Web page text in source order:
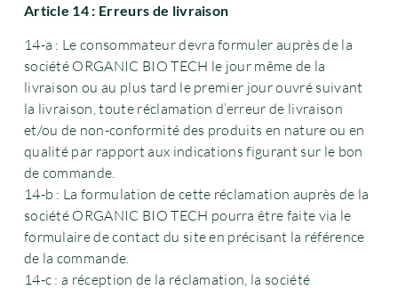
Article 14 : Erreurs de livraison
14-a : Le consommateur devra formuler auprès de la
société ORGANIC BIO TECH le jour même de la
livraison ou au plus tard le premier jour ouvré suivant
la livraison, toute réclamation d’erreur de livraison
et/ou de non-conformité des produits en nature ou en
qualité par rapport aux indications figurant sur le bon
de commande.
14-b : La formulation de cette réclamation auprès de la
société ORGANIC BIO TECH pourra être faite via le
formulaire de contact du site en précisant la référence
de la commande.
14-c : a réception de la réclamation, la société